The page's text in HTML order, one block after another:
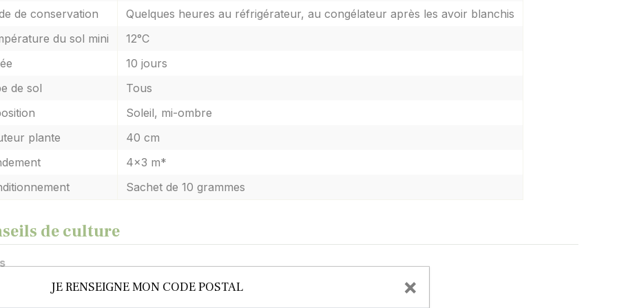
de conservation
Quelques heures au réfrigérateur, au congélateur après les avoir blanchis
du sol mini
12°C
10 jours
de sol
Tous
Soleil, mi-ombre
plante
40 cm
4x3 m*
Sachet de 10 grammes
de culture
d'août à octobre, en situation ensoleillée, en lignes distantes de 30 cm.
JE RENSEIGNE MON CODE POSTAL ×